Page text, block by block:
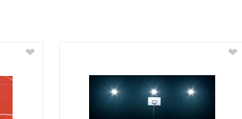
❤ ❤